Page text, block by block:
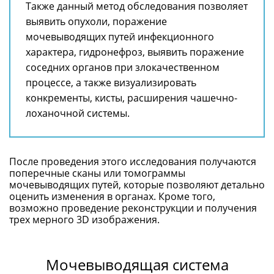
Также данный метод обследования позволяет
выявить опухоли, поражение
мочевыводящих путей инфекционного
характера, гидронефроз, выявить поражение
соседних органов при злокачественном
процессе, а также визуализировать
конкременты, кисты, расширения чашечно-
лоханочной системы.
После проведения этого исследования получаются
поперечные сканы или томограммы
мочевыводящих путей, которые позволяют детально
оценить изменения в органах. Кроме того,
возможно проведение реконструкции и получения
трех мерного 3D изображения.
Мочевыводящая система